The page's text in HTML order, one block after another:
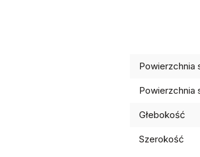
Powierzchnia
Powierzchnia
Głebokość
Szerokość